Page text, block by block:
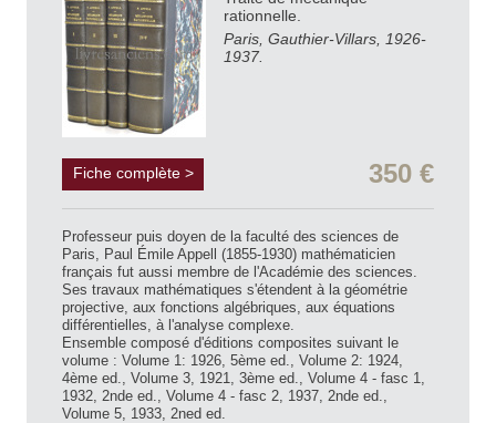
rationnelle.
Paris, Gauthier-Villars, 1926-
1937.
Fiche complète > 350 €
Professeur puis doyen de la faculté des sciences de
Paris, Paul Émile Appell (1855-1930) mathématicien
français fut aussi membre de l'Académie des sciences.
Ses travaux mathématiques s'étendent à la géométrie
projective, aux fonctions algébriques, aux équations
différentielles, à l'analyse complexe.
Ensemble composé d'éditions composites suivant le
volume : Volume 1: 1926, 5ème ed., Volume 2: 1924,
4ème ed., Volume 3, 1921, 3ème ed., Volume 4 - fasc 1,
1932, 2nde ed., Volume 4 - fasc 2, 1937, 2nde ed.,
Volume 5, 1933, 2ned ed.